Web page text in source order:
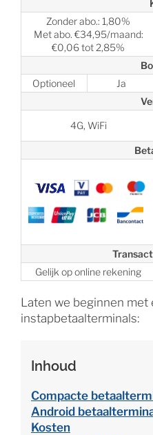
Zonder abo.: 1,80%
Met abo. €34,95/maand:
€0,06 tot 2,85%
Optioneel
Ja
4G, WiFi
Gelijk op online rekening
Laten we beginnen met
instapbetaalterminals:
Inhoud
Compacte
Android
Kosten